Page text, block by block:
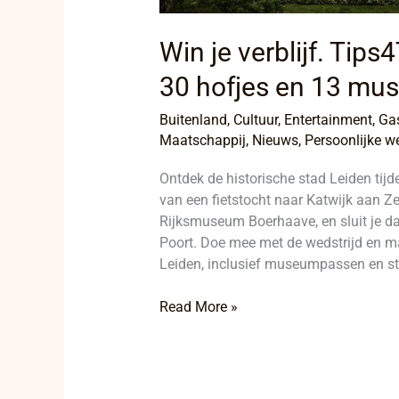
Win je verblijf.
30 hofjes en 13
Buitenland, Cultuur, Entertainment,
Maatschappij, Nieuws, Persoonlijke
Ontdek de historische stad Leiden
van een fietstocht naar Katwijk aan
Rijksmuseum Boerhaave, en sluit je
Poort. Doe mee met de wedstrijd en
Leiden, inclusief museumpassen en
Read More »